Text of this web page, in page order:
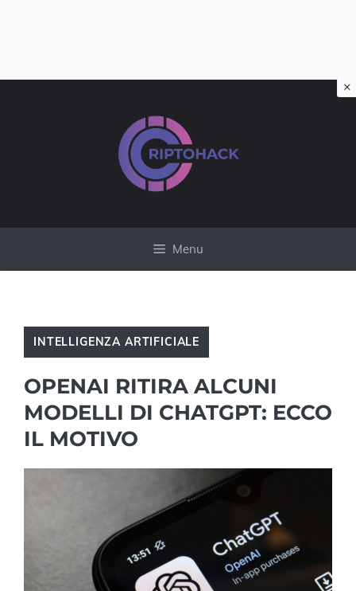
Menu
INTELLIGENZA ARTIFICIALE
OPENAI RITIRA ALCUNI
MODELLI DI CHATGPT: ECCO
IL MOTIVO
×